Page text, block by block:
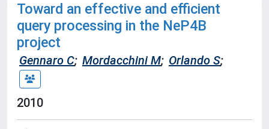
Toward an effective and efficient
query processing in the NeP4B
project
Gennaro C; Mordacchini M; Orlando S;
2010